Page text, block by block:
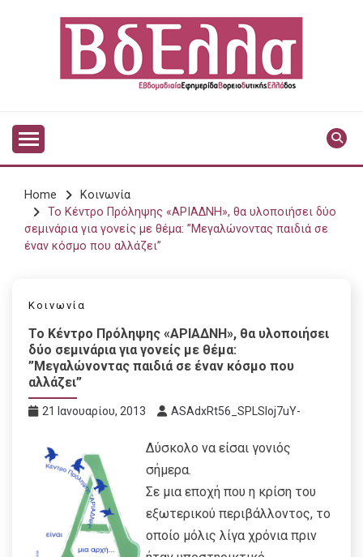
VDELLA
Home
Κοινωνία
Το Κέντρο Πρόληψης «ΑΡΙΑΔΝΗ», θα υλοποιήσει δύο
σεμινάρια για γονείς με θέμα: ”Μεγαλώνοντας παιδιά σε
έναν κόσμο που αλλάζει”
Κοινωνία
Το Κέντρο Πρόληψης «ΑΡΙΑΔΝΗ», θα υλοποιήσει
δύο σεμινάρια για γονείς με θέμα:
”Μεγαλώνοντας παιδιά σε έναν κόσμο που
αλλάζει”
21 Ιανουαρίου, 2013 ASAdxRt56_SPLSIoj7uY-
Δύσκολο να είσαι γονιός
σήμερα.
Σε μια εποχή που η κρίση του
εξωτερικού περιβάλλοντος, το
οποίο μόλις λίγα χρόνια πριν